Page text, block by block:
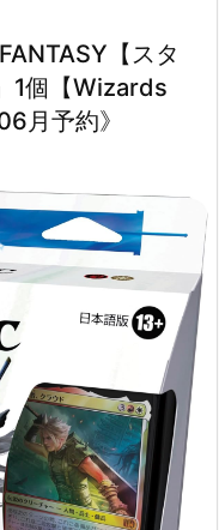
【スタ
1個【Wizards
月予約》